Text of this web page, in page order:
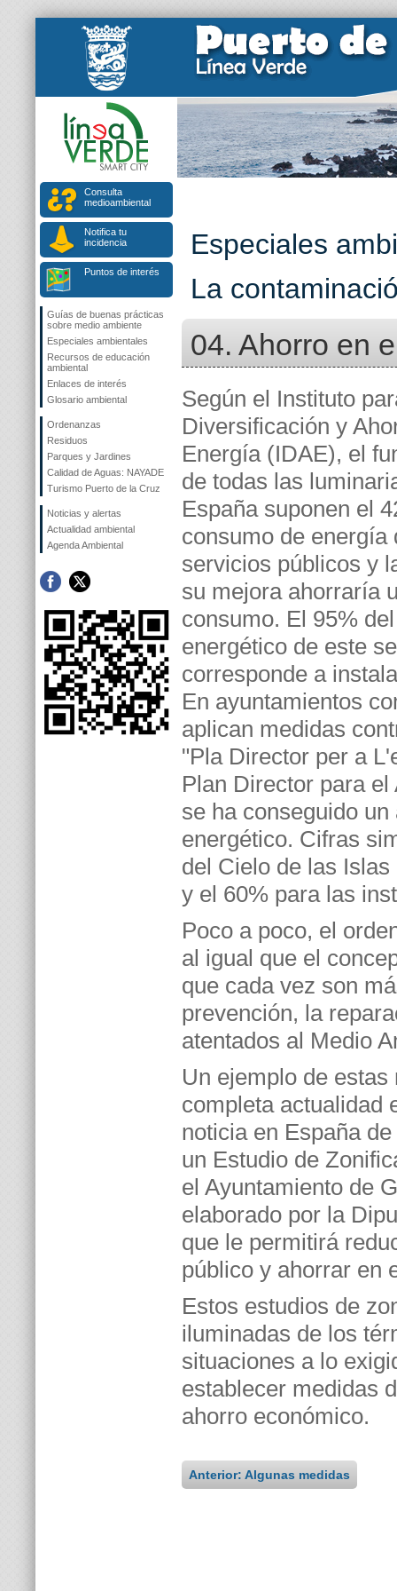
Consulta
medioambiental
Notifica tu
incidencia
Puntos de interés
Guías de buenas prácticas
sobre medio ambiente
Especiales ambientales
Recursos de educación
ambiental
Enlaces de interés
Glosario ambiental
Ordenanzas
Residuos
Parques y Jardines
Calidad de Aguas: NAYADE
Turismo Puerto de la Cruz
Noticias y alertas
Actualidad ambiental
Agenda Ambiental
Especiales
La
04. Ahorro en
Según el Instituto
Diversificación y
Energía (IDAE), el
de todas las
España suponen el
consumo de energía
servicios públicos y
su mejora ahorraría
consumo. El 95%
energético de este
corresponde a
En ayuntamientos
aplican medidas
"Pla Director per a
Plan Director para
se ha conseguido
energético. Cifras
del Cielo de las
y el 60% para las
Poco a poco, el
al igual que el
que cada vez son
prevención, la
atentados al Medio
Un ejemplo de estas
completa actualidad
noticia en España
un Estudio de
el Ayuntamiento de
elaborado por la
que le permitirá
público y ahorrar en
Estos estudios de
iluminadas de los
situaciones a lo
establecer medidas
ahorro económico.
Anterior: Algunas medidas